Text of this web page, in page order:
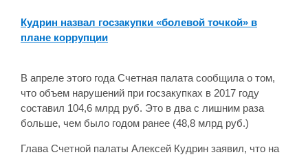
Кудрин назвал госзакупки «болевой точкой» в
плане коррупции
В апреле этого года Счетная палата сообщила о том,
что объем нарушений при госзакупках в 2017 году
составил 104,6 млрд руб. Это в два с лишним раза
больше, чем было годом ранее (48,8 млрд руб.)
Глава Счетной палаты Алексей Кудрин заявил, что на